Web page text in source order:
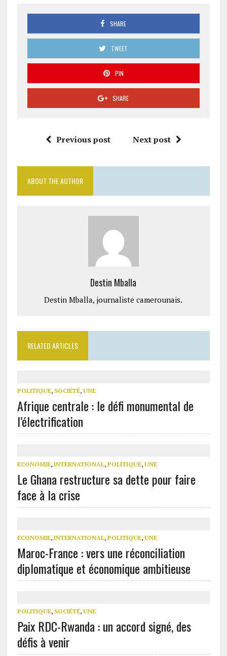
SHARE
TWEET
PIN
SHARE
Previous post Next post
ABOUT THE AUTHOR
Destin Mballa
Destin Mballa, journaliste camerounais.
RELATED ARTICLES
POLITIQUE, SOCIÉTÉ, UNE
Afrique centrale : le défi monumental de
l’électrification
ECONOMIE, INTERNATIONAL, POLITIQUE, UNE
Le Ghana restructure sa dette pour faire
face à la crise
ECONOMIE, INTERNATIONAL, POLITIQUE, UNE
Maroc-France : vers une réconciliation
diplomatique et économique ambitieuse
POLITIQUE, SOCIÉTÉ, UNE
Paix RDC-Rwanda : un accord signé, des
défis à venir